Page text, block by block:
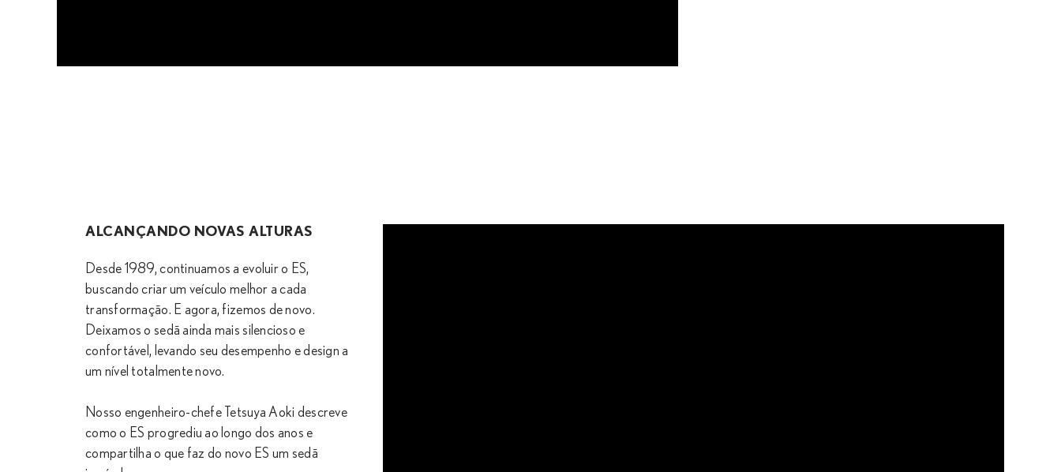
ALCANÇANDO NOVAS ALTURAS
Desde 1989, continuamos a evoluir o ES,
buscando criar um veículo melhor a cada
transformação. E agora, fizemos de novo.
Deixamos o sedã ainda mais silencioso e
confortável, levando seu desempenho e design a
um nível totalmente novo.
Nosso engenheiro-chefe Tetsuya Aoki descreve
como o ES progrediu ao longo dos anos e
compartilha o que faz do novo ES um sedã